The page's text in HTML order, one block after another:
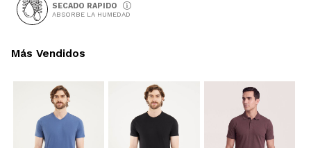
SECADO RAPIDO
ABSORBE LA HUMEDAD
Más Vendidos